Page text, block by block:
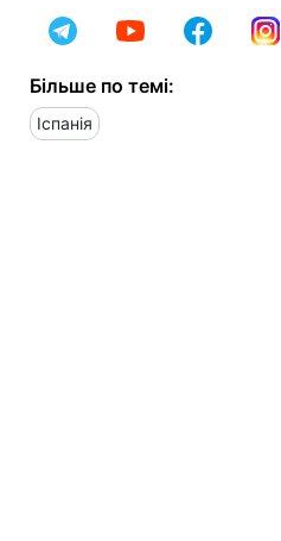
Більше по темі:
Іспанія